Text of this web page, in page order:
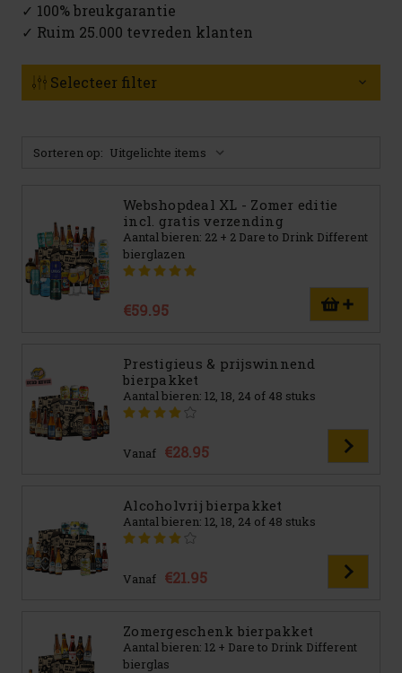
✓ 100% breukgarantie
✓ Ruim 25.000 tevreden klanten
Selecteer filter
Sorteren op:
Webshopdeal XL - Zomer editie
incl. gratis verzending
Aantal bieren: 22 + 2 Dare to Drink Different
bierglazen
€59.95
Prestigieus & prijswinnend
bierpakket
Aantal bieren: 12, 18, 24 of 48 stuks
Vanaf €28.95
Alcoholvrij bierpakket
Aantal bieren: 12, 18, 24 of 48 stuks
Vanaf €21.95
Zomergeschenk bierpakket
Aantal bieren: 12 + Dare to Drink Different
bierglas